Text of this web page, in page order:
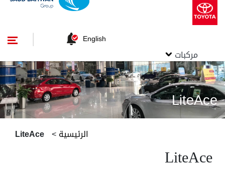
مركبات
English
LiteAce
الرئيسية>
LiteAce
LiteAce